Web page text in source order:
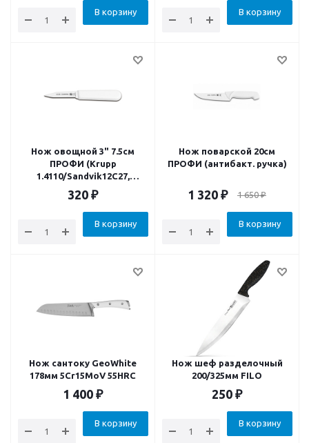
В корзину В корзину
Нож овощной 3" 7.5см
ПРОФИ (Krupp
1.4110/Sandvik12C27,
антибакт. ручка)
320 ₽
В корзину
Нож поварской 20см
ПРОФИ (антибакт. ручка)
1 320 ₽ 1 650₽
В корзину
Нож сантоку GeoWhite
178мм 5Cr15MoV 55HRC
1 400 ₽
В корзину
Нож шеф разделочный
200/325мм FILO
250 ₽
В корзину